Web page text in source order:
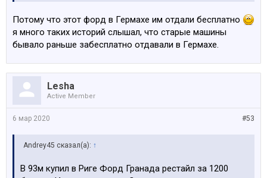
Потому что этот форд в Гермахе им отдали бесплатно
я много таких историй слышал, что старые машины
бывало раньше забесплатно отдавали в Гермахе.
Lesha
Active Member
#53
6 мар 2020
Andrey45 сказал(а): ↑
В 93м купил в Риге Форд Гранада рестайл за 1200